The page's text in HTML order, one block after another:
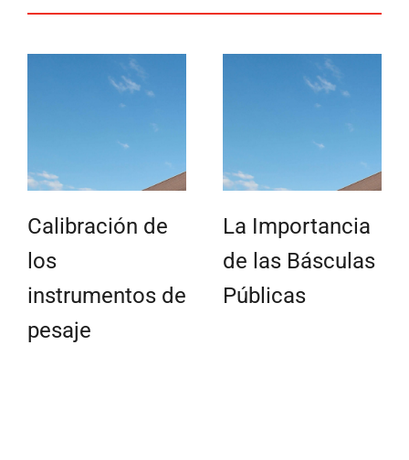
Calibración de
los
instrumentos de
pesaje
La Importancia
de las Básculas
Públicas